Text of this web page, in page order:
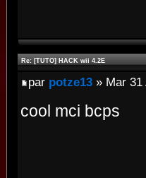
Re: [TUTO] HACK wii 4.2E
par potze13 » Mar 31
cool mci bcps